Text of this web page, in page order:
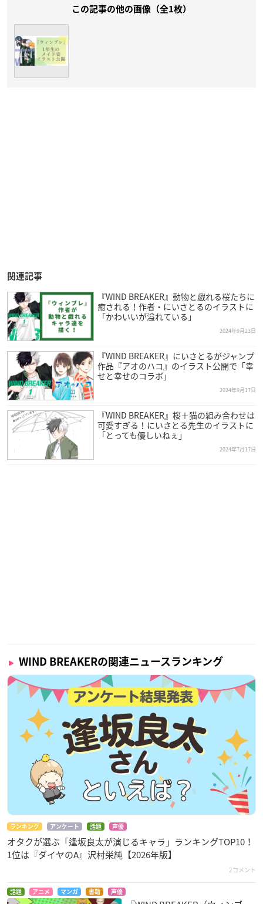
この記事の他の画像（全1枚）
関連記事
『WIND BREAKER』動物と戯れる桜たちに
癒される！作者・にいさとるのイラストに
「かわいいが溢れている」
2024年9月23日
『WIND BREAKER』にいさとるがジャンプ
作品『アオのハコ』のイラスト公開で「幸
せと幸せのコラボ」
2024年9月17日
『WIND BREAKER』桜＋猫の組み合わせは
可愛すぎる！にいさとる先生のイラストに
「とっても優しいねぇ」
2024年7月17日
WIND BREAKERの関連ニュースランキング
ランキング アンケート 話題 声優
オタクが選ぶ「逢坂良太が演じるキャラ」ランキングTOP10！
1位は『ダイヤのA』沢村栄純【2026年版】
2コメント
話題 アニメ マンガ 書籍 声優